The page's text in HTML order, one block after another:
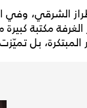
الشرقي، وفي
الغرفةمكتبة كبيرة
المبتكرة، بلتميّزت